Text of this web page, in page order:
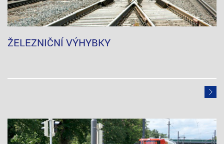
ŽELEZNIČNÍ VÝHYBKY